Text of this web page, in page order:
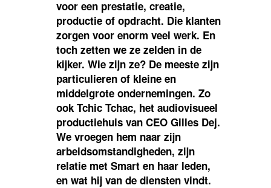
voor een prestatie, creatie,
productie of opdracht. Die klanten
zorgen voor enorm veel werk. En
toch zetten we ze zelden in de
kijker. Wie zijn ze? De meeste zijn
particulieren of kleine en
middelgrote ondernemingen. Zo
ook Tchic Tchac, het audiovisueel
productiehuis van CEO Gilles Dej.
We vroegen hem naar zijn
arbeidsomstandigheden, zijn
relatie met Smart en haar leden,
en wat hij van de diensten vindt.